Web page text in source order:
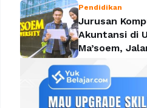
Pendidikan
Jurusan
Akuntansi di
Ma’soem,
Profesi yang